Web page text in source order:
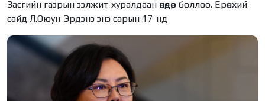
Засгийн газрын ээлжит хуралдаан өнөөдөр боллоо. Ерөнхий
сайд Л.Оюун-Эрдэнэ энэ сарын 17-нд